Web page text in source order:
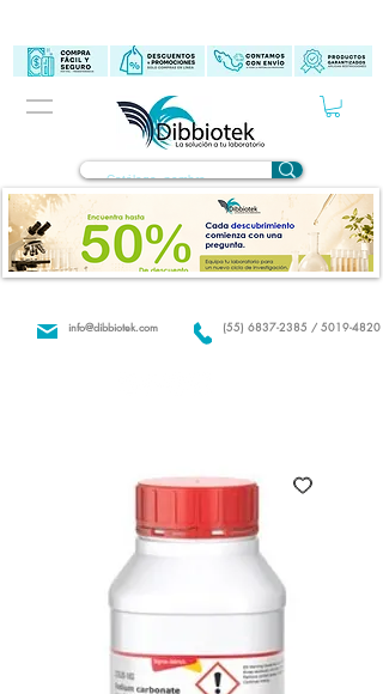
(55) 6837-2385 / 5019-4820
info@dibbiotek.com